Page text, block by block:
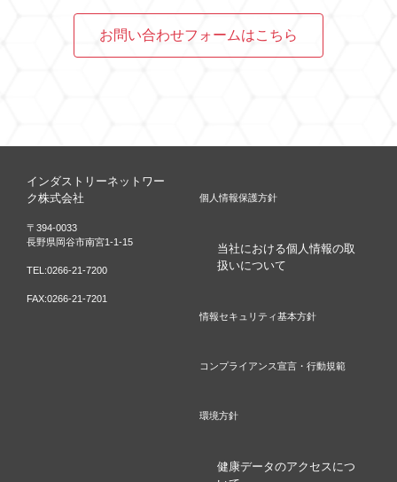
お問い合わせフォームはこちら
インダストリーネットワー
ク株式会社
〒394-0033
長野県岡谷市南宮1-1-15
TEL:0266-21-7200
FAX:0266-21-7201
個人情報保護方針
当社における個人情報の取
扱いについて
情報セキュリティ基本方針
コンプライアンス宣言・行動規範
環境方針
健康データのアクセスにつ